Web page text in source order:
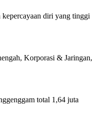
diri yang tinggi
Korporasi & Jaringan,
total 1,64 juta